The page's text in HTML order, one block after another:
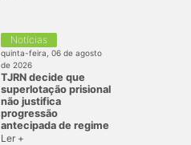
Notícias
quinta-feira, 06 de agosto
de 2026
TJRN decide que
superlotação prisional
não justifica
progressão
antecipada de regime
Ler +